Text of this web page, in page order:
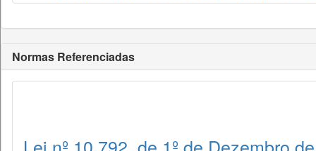
Normas Referenciadas